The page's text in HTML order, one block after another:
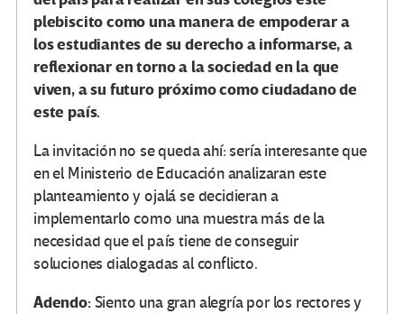
plebiscito como una manera de empoderar a
los estudiantes de su derecho a informarse, a
reflexionar en torno a la sociedad en la que
viven, a su futuro próximo como ciudadano de
este país.
La invitación no se queda ahí: sería interesante que
en el Ministerio de Educación analizaran este
planteamiento y ojalá se decidieran a
implementarlo como una muestra más de la
necesidad que el país tiene de conseguir
soluciones dialogadas al conflicto.
Adendo:Siento una gran alegría por los rectores y